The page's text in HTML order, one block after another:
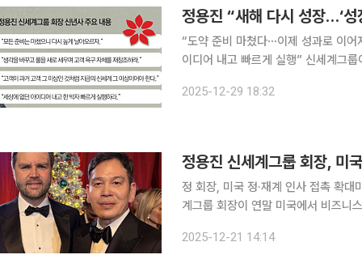
정용진 “새해 다시 성장…‘성
“도약 준비 마쳤다⋯이제 성과로 이어
이디어 내고 빠르게 실행” 신세계그룹이 2026년 성장을 목표로 본격적인 도약을 선언했다. 내년
로 요약된다. 올해까지 기존 사업 다
2025-12-29 18:32
정용진 신세계그룹 회장, 미
정 회장, 미국 정·재계 인사 접촉 확대미국
계그룹 회장이 연말 미국에서 비즈니
인사들과 잇달아 회동했다. 이들과 인
2025-12-21 14:14